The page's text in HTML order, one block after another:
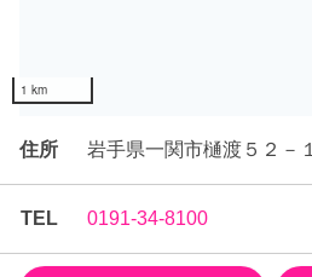
住所 岩手県一関市樋渡５２－１
TEL 0191-34-8100
1 km